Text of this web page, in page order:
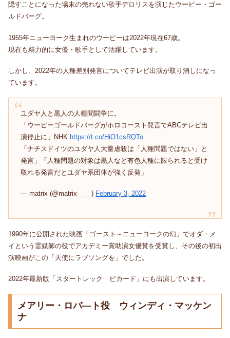
隠すことになった場末の売れない歌手デロリスを演じたウーピー・ゴー
ルドバーグ。
1955年ニューヨーク生まれのウーピーは2022年現在67歳。
現在も精力的に女優・歌手として活躍しています。
しかし、2022年の人種差別発言についてテレビ出演が取り消しになっ
ています。
ユダヤ人と黒人の人種間闘争に。
「ウーピーゴールドバーグがホロコースト発言でABCテレビ出
演停止に」NHK https://t.co/HiO1csRQTo
「ナチスドイツのユダヤ人大量虐殺は「人種問題ではない」と
発言」「人種問題の対象は黒人など有色人種に限られると受け
取れる発言だとユダヤ系団体が強く反発」
— matrix (@matrix____) February 3, 2022
1990年に公開された映画「ゴースト～ニューヨークの幻」でオダ・メ
イという霊媒師の役でアカデミー賞助演女優賞を受賞し、その後の初出
演映画がこの「天使にラブソングを」でした。
2022年最新版「スタートレック ピカード」にも出演しています。
メアリー・ロバ―ト役 ウィンディ・マッケン
ナ